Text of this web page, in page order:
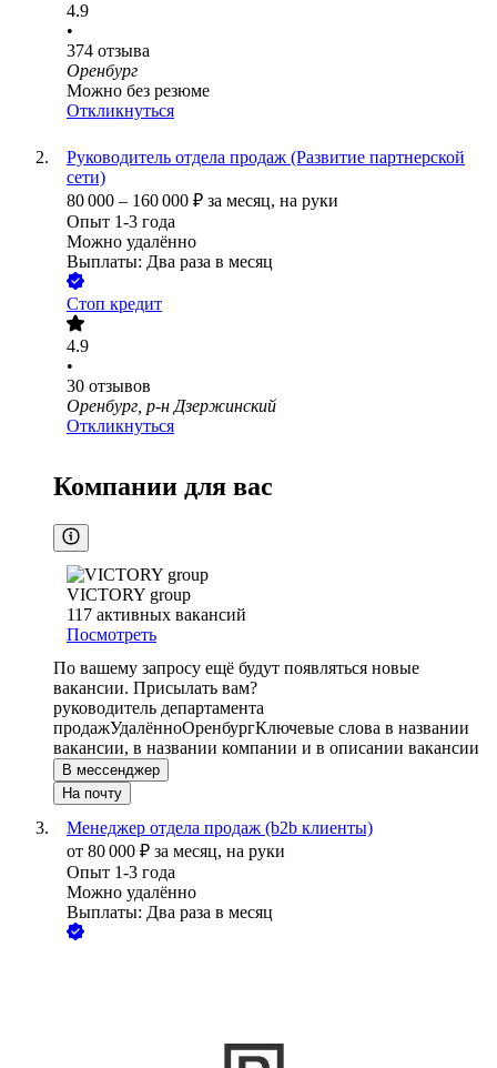
4.9
•
374 отзыва
Оренбург
Можно без резюме
Откликнуться
Руководитель отдела продаж (Развитие партнерской
сети)
80 000 – 160 000 ₽ за месяц, на руки
Опыт 1-3 года
Можно удалённо
Выплаты: Два раза в месяц
Стоп кредит
4.9
•
30 отзывов
Оренбург, р-н Дзержинский
Откликнуться
Компании для вас
VICTORY group
117 активных вакансий
Посмотреть
По вашему запросу ещё будут появляться новые
вакансии. Присылать вам?
руководитель департамента
продажУдалённоОренбургКлючевые слова в названии
вакансии, в названии компании и в описании вакансии
В мессенджер
На почту
Менеджер отдела продаж (b2b клиенты)
от 80 000 ₽ за месяц, на руки
Опыт 1-3 года
Можно удалённо
Выплаты: Два раза в месяц